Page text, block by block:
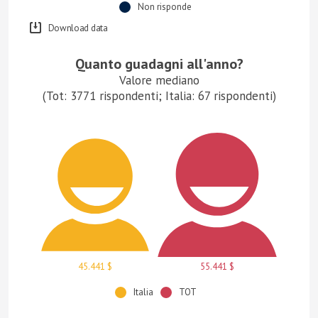
Non risponde
Download data
Quanto guadagni all'anno?
Valore mediano
(Tot: 3771 rispondenti; Italia: 67 rispondenti)
45.441 $ 55.441 $
Italia TOT